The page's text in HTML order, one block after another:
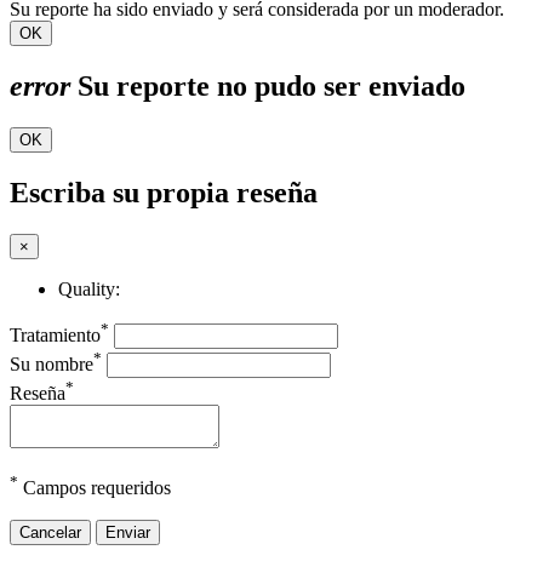
Su reporte ha sido enviado y será considerada por un moderador.
OK
errorSu reporte no pudo ser enviado
OK
Escriba su propia reseña
×
Quality:
Tratamiento*
Su nombre*
Reseña*
* Campos requeridos
Cancelar Enviar